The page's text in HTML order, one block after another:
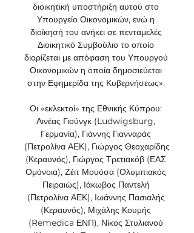
διοικητική υποστήριξη αυτού στο
Υπουργείο Οικονομικών, ενώ η
διοίκησή του ανήκει σε πενταμελές
Διοικητικό Συμβούλιο το οποίο
διορίζεται με απόφαση του Υπουργού
Οικονομικών η οποία δημοσιεύεται
στην Εφημερίδα της Κυβερνήσεως».
Οι «εκλεκτοί» της Εθνικής Κύπρου:
Αινέας Γιούνγκ (Ludwigsburg,
Γερμανία), Γιάννης Γιανναράς
(Πετρολίνα ΑΕΚ), Γιώργος Θεοχαρίδης
(Κεραυνός), Γιώργος Τρετιακόβ (ΕΑΣ
Ομόνοια), Ζέιτ Μουόσα (Ολυμπιακός
Πειραιώς), Ιάκωβος Παντελή
(Πετρολίνα ΑΕΚ), Ιωάννης Πασιαλής
(Κεραυνός), Μιχάλης Κουμής
(Remedica ΕΝΠ), Νίκος Στυλιανού